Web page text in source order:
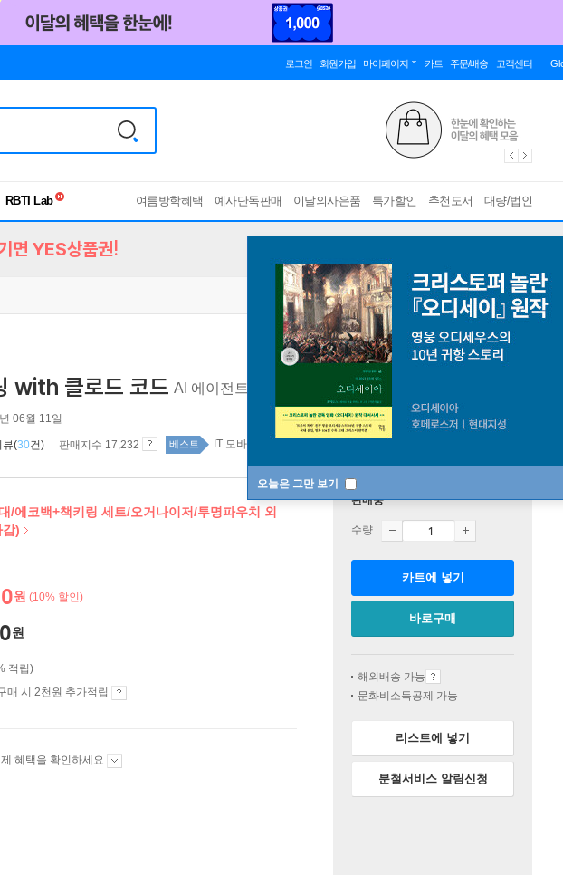
로그인 회원가입 마이페이지 카트 주문/배송 고객센터
RBTI Lab
독서유형검사
여름방학혜택 예사단독판매 이달의사은품 특가할인 추천도서 대량/법인
오늘은 그만 보기
면 YES상품권!
with 클로드 코드 AI 에이전트 팀을 설계하고 운영하는 개발자 실전 가이드
06월 11일
뷰(30건) 판매지수 17,232 베스트 IT 모바일 12위
/에코백+책키링 세트/오거나이저/투명파우치 외
)
원 (10% 할인)
원
적립)
매 시 2천원 추가적립
혜택을 확인하세요
판매중
수량
카트에 넣기
바로구매
해외배송 가능
문화비소득공제 가능
리스트에 넣기
분철서비스 알림신청